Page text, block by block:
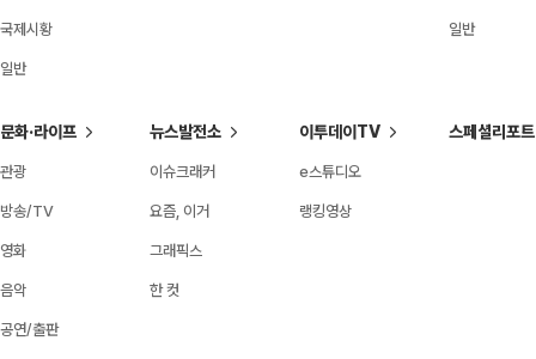
국제시황
일반
일반
문화·라이프
관광
방송/TV
영화
음악
공연/출판
뉴스발전소
이슈크래커
요즘, 이거
그래픽스
한 컷
이투데이TV
e스튜디오
랭킹영상
스페셜리포트